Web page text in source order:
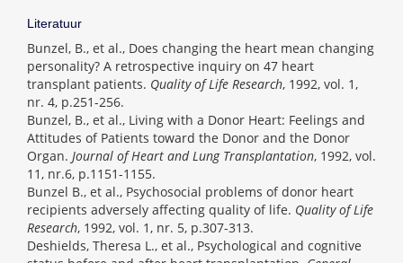
Literatuur
Bunzel, B., et al., Does changing the heart mean changing
personality? A retrospective inquiry on 47 heart
transplant patients. Quality of Life Research, 1992, vol. 1,
nr. 4, p.251-256.
Bunzel, B., et al., Living with a Donor Heart: Feelings and
Attitudes of Patients toward the Donor and the Donor
Organ. Journal of Heart and Lung Transplantation, 1992, vol.
11, nr.6, p.1151-1155.
Bunzel B., et al., Psychosocial problems of donor heart
recipients adversely affecting quality of life. Quality of Life
Research, 1992, vol. 1, nr. 5, p.307-313.
Deshields, Theresa L., et al., Psychological and cognitive